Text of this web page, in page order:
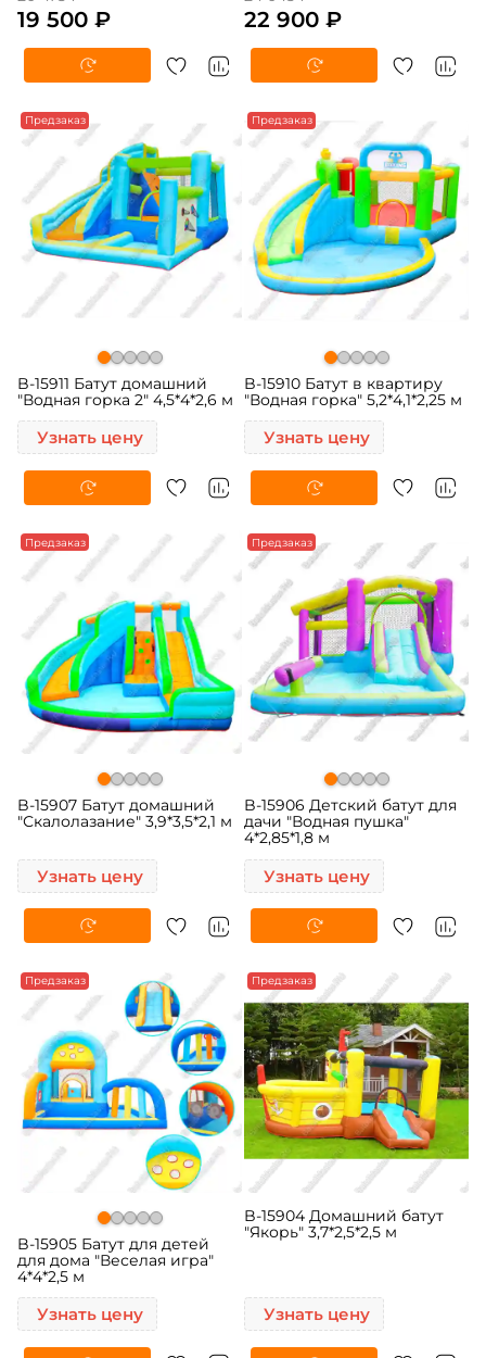
19 500 ₽ 22 900 ₽
Предзаказ
B-15911 Батут домашний
"Водная горка 2" 4,5*4*2,6 м
Узнать цену
Предзаказ
B-15910 Батут в квартиру
"Водная горка" 5,2*4,1*2,25 м
Узнать цену
Предзаказ
B-15907 Батут домашний
"Скалолазание" 3,9*3,5*2,1 м
Узнать цену
Предзаказ
B-15906 Детский батут для
дачи "Водная пушка"
4*2,85*1,8 м
Узнать цену
Предзаказ
B-15905 Батут для детей
для дома "Веселая игра"
4*4*2,5 м
Узнать цену
Предзаказ
B-15904 Домашний батут
"Якорь" 3,7*2,5*2,5 м
Узнать цену